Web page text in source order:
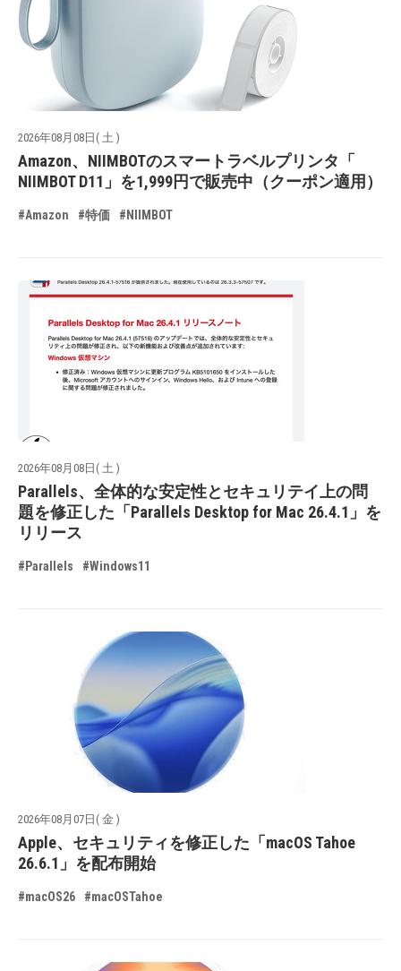
2026年08月08日( 土 )
Amazon、NIIMBOTのスマートラベルプリンタ「
NIIMBOT D11」を1,999円で販売中（クーポン適用）
#Amazon #特価 #NIIMBOT
2026年08月08日( 土 )
Parallels、全体的な安定性とセキュリテイ上の問
題を修正した「Parallels Desktop for Mac 26.4.1」を
リリース
#Parallels #Windows11
2026年08月07日( 金 )
Apple、セキュリティを修正した「macOS Tahoe
26.6.1」を配布開始
#macOS26 #macOSTahoe